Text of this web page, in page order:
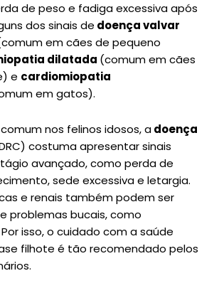
de peso e fadiga excessiva após
dos sinais de doença valvar
em cães de pequeno
dilatada (comum em cães
e cardiomiopatia
em gatos).
nos felinos idosos, adoença
costuma apresentar sinais
avançado, como perda de
sede excessiva e letargia.
e renais também podem ser
problemas bucais, como
Por isso, o cuidado com a saúde
filhote é tão recomendado pelos